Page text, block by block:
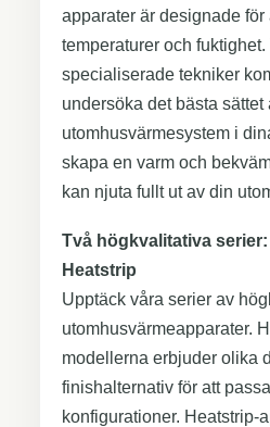
apparater är designade för
temperaturer och fuktighet.
specialiserade tekniker
undersöka det bästa sättet
utomhusvärmesystem i
skapa en varm och
kan njuta fullt ut av din
Två högkvalitativa
Heatstrip
Upptäck våra serier av
utomhusvärmeapparater.
modellerna erbjuder olika
finishalternativ för att
konfigurationer. Heatstrip-